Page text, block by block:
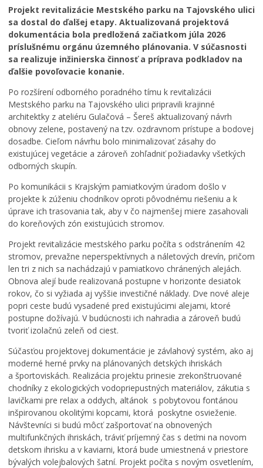
Komisie, výbory a rady
Zasadnutia
INICIATÍVA PRE OTVORENÉ VLÁDNUTIE (OGP)
OGP Local BB
Mestská Spolupracovňa
Rada pre rozvoj otvoreného spravovania v Meste
Banská Bystrica
Agenti koexistencie
Akčné plány otvoreného vládnutia v Banskej Bystrici
Participatívny rozpočet
Konferencie
ŽIVÉ PARTICIPATÍVNE PROJEKTY
Čo je participatívne plánovanie?
Mestský park
Nezávislé dendrologické posúdenie
Dendrologické posúdenia
Výrubové konania
Stavebný zámer
PRACOVNÉ STRETNUTIA 2026
Konferencie k mestskému parku
Výstupy participatívneho procesu
Podmienky pre obnovu Mestského parku
Fokusové skupiny
Verejné stretnutia
Pracovné stretnutia
Informácie o súvisiacich procesoch
Aktivity participatívneho procesu
Potulky mestom „O parku v parku“
Projekt revitalizácie Mestského parku na Tajovského ulici
sa dostal do ďalšej etapy. Aktualizovaná projektová
dokumentácia bola predložená začiatkom júla 2026
príslušnému orgánu územného plánovania. V súčasnosti
sa realizuje inžinierska činnosť a príprava podkladov na
ďalšie povoľovacie konanie.
Po rozšírení odborného poradného tímu k revitalizácii
Mestského parku na Tajovského ulici pripravili krajinné
architektky z ateliéru Gulačová – Šereš aktualizovaný návrh
obnovy zelene, postavený na tzv. ozdravnom prístupe a bodovej
dosadbe. Cieľom návrhu bolo minimalizovať zásahy do
existujúcej vegetácie a zároveň zohľadniť požiadavky všetkých
odborných skupín.
Po komunikácii s Krajským pamiatkovým úradom došlo v
projekte k zúženiu chodníkov oproti pôvodnému riešeniu a k
úprave ich trasovania tak, aby v čo najmenšej miere zasahovali
do koreňových zón existujúcich stromov.
Projekt revitalizácie mestského parku počíta s odstránením 42
stromov, prevažne neperspektívnych a náletových drevín, pričom
len tri z nich sa nachádzajú v pamiatkovo chránených alejách.
Obnova alejí bude realizovaná postupne v horizonte desiatok
rokov, čo si vyžiada aj vyššie investičné náklady. Dve nové aleje
popri ceste budú vysadené pred existujúcimi alejami, ktoré
postupne dožívajú. V budúcnosti ich nahradia a zároveň budú
tvoriť izolačnú zeleň od ciest.
Súčasťou projektovej dokumentácie je závlahový systém, ako aj
moderné herné prvky na plánovaných detských ihriskách
a športoviskách. Realizácia projektu prinesie zrekonštruované
chodníky z ekologických vodopriepustných materiálov, zákutia s
lavičkami pre relax a oddych, altánok s pobytovou fontánou
inšpirovanou okolitými kopcami, ktorá poskytne osvieženie.
Návštevníci si budú môcť zašportovať na obnovených
multifunkčných ihriskách, tráviť príjemný čas s deťmi na novom
detskom ihrisku a v kaviarni, ktorá bude umiestnená v priestore
bývalých volejbalových šatní. Projekt počíta s novým osvetlením,